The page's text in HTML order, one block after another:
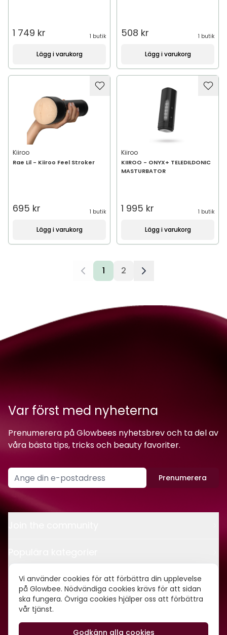
Vi använder cookies för att förbättra din upplevelse
på Glowbee. Nödvändiga cookies krävs för att sidan
ska fungera. Övriga cookies hjälper oss att förbättra
vår tjänst.
Godkänn alla cookies
1 749 kr 1 butik
Lägg i varukorg
508 kr 1 butik
Lägg i varukorg
Kiiroo
Rae Lil - Kiiroo Feel Stroker
695 kr 1 butik
Lägg i varukorg
Kiiroo
KIIROO - ONYX+ TELEDILDONIC
MASTURBATOR
1 995 kr 1 butik
Lägg i varukorg
1 2
Var först med nyheterna
Prenumerera på Glowbees nyhetsbrev och ta del av
våra bästa tips, tricks och beauty favoriter.
Prenumerera
Kontakt
Om oss